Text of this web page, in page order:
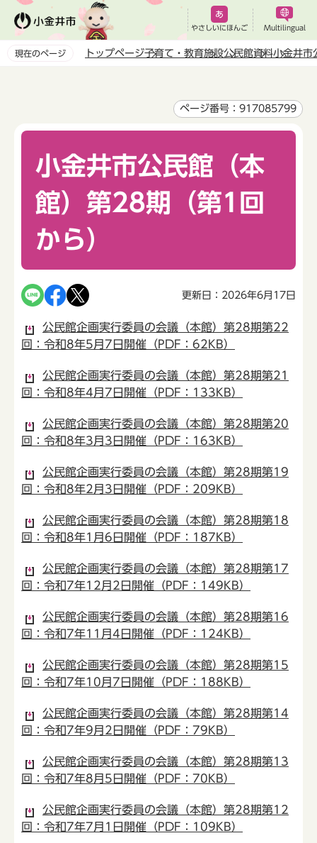
ペ
やさしいにほんご Multilingual
現在のページ トップページ子育て・教育施設公民館資料小金井市
ページ番号：917085799
小金井市公民館（本
館）第28期（第1回
から）
更新日：2026年6月17日
公民館企画実行委員の会議（本館）第28期第22
回：令和8年5月7日開催（PDF：62KB）
公民館企画実行委員の会議（本館）第28期第21
回：令和8年4月7日開催（PDF：133KB）
公民館企画実行委員の会議（本館）第28期第20
回：令和8年3月3日開催（PDF：163KB）
公民館企画実行委員の会議（本館）第28期第19
回：令和8年2月3日開催（PDF：209KB）
公民館企画実行委員の会議（本館）第28期第18
回：令和8年1月6日開催（PDF：187KB）
公民館企画実行委員の会議（本館）第28期第17
回：令和7年12月2日開催（PDF：149KB）
公民館企画実行委員の会議（本館）第28期第16
回：令和7年11月4日開催（PDF：124KB）
公民館企画実行委員の会議（本館）第28期第15
回：令和7年10月7日開催（PDF：188KB）
公民館企画実行委員の会議（本館）第28期第14
回：令和7年9月2日開催（PDF：79KB）
公民館企画実行委員の会議（本館）第28期第13
回：令和7年8月5日開催（PDF：70KB）
公民館企画実行委員の会議（本館）第28期第12
回：令和7年7月1日開催（PDF：109KB）